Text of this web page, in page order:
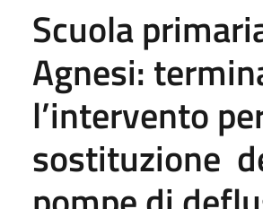
Scuola
Agnesi:
l’intervento
sostituzione